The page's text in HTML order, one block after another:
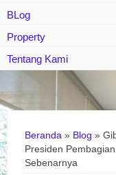
BLog
Property
Tentang Kami
Beranda » Blog »
Presiden
Sebenarnya